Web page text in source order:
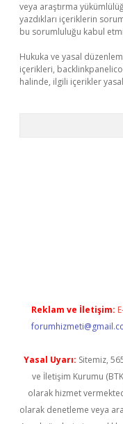
veya araştırma
yazdıkları içeriklerin
bu sorumluluğu kabul
Hukuka ve yasal
içerikleri,
halinde, ilgili içerikler
Reklam ve İletişim:
Yasal Uyarı: Sitemiz,
ve İletişim Kurumu
olarak hizmet
olarak denetleme veya